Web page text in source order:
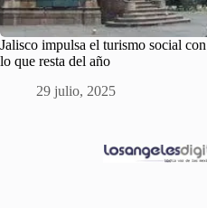
Jalisco impulsa el turismo social
lo que resta del año
29 julio, 2025